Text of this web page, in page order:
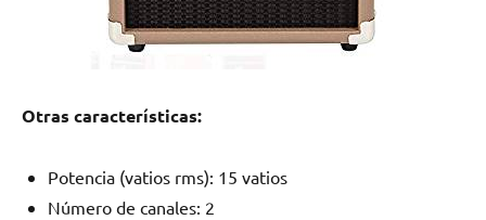
Otras características:
Potencia (vatios rms): 15 vatios
Número de canales: 2